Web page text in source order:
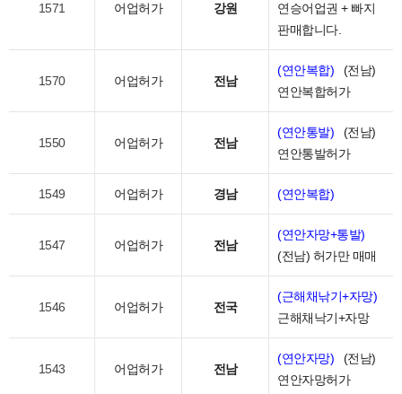
1571 어업허가 강원
연승어업권 + 빠지
판매합니다.
1570 어업허가 전남
(연안복합)
(전남)
연안복합허가
1550 어업허가 전남
(연안통발)
(전남)
연안통발허가
1549 어업허가 경남 (연안복합)
1547 어업허가 전남
(연안자망+통발)
(전남) 허가만 매매
1546 어업허가 전국
(근해채낚기+자망)
근해채낙기+자망
1543 어업허가 전남
(연안자망)
(전남)
연안자망허가